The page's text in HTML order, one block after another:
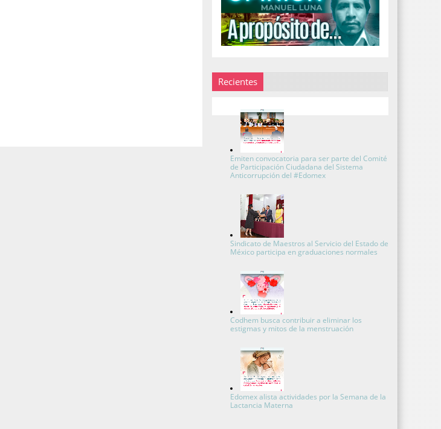
Recientes
Emiten convocatoria para ser parte del Comité
de Participación Ciudadana del Sistema
Anticorrupción del #Edomex
Sindicato de Maestros al Servicio del Estado de
México participa en graduaciones normales
Codhem busca contribuir a eliminar los
estigmas y mitos de la menstruación
Edomex alista actividades por la Semana de la
Lactancia Materna